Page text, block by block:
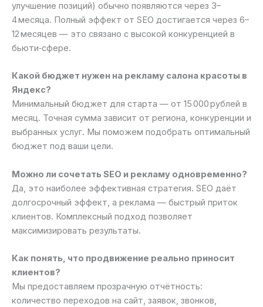
улучшение позиций) обычно появляются через 3–
4 месяца. Полный эффект от SEO достигается через 6–
12 месяцев — это связано с высокой конкуренцией в
бьюти‑сфере.
Какой бюджет нужен на рекламу салона красоты в
Яндекс?
Минимальный бюджет для старта — от 15 000 рублей в
месяц. Точная сумма зависит от региона, конкуренции и
выбранных услуг. Мы поможем подобрать оптимальный
бюджет под ваши цели.
Можно ли сочетать SEO и рекламу одновременно?
Да, это наиболее эффективная стратегия. SEO даёт
долгосрочный эффект, а реклама — быстрый приток
клиентов. Комплексный подход позволяет
максимизировать результаты.
Как понять, что продвижение реально приносит
клиентов?
Мы предоставляем прозрачную отчётность:
количество переходов на сайт, заявок, звонков,